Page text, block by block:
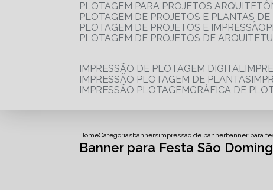
PLOTAGEM PARA PROJETOS
PLOTAGEM DE PROJETOS E PLANTAS
PLOTAGEM DE PROJETOS E IMPRESSÃO
PLOTAGEM DE PROJETOS DE
IMPRESSÃO DE PLOTAGEM DIGITAL
IMPRESSÃO PLOTAGEM DE PLANTAS
IMPRESSÃO PLOTAGEM
GRÁFICA DE
HomeCategoriasbannersimpressao de bannerbanner para
Banner para Festa São